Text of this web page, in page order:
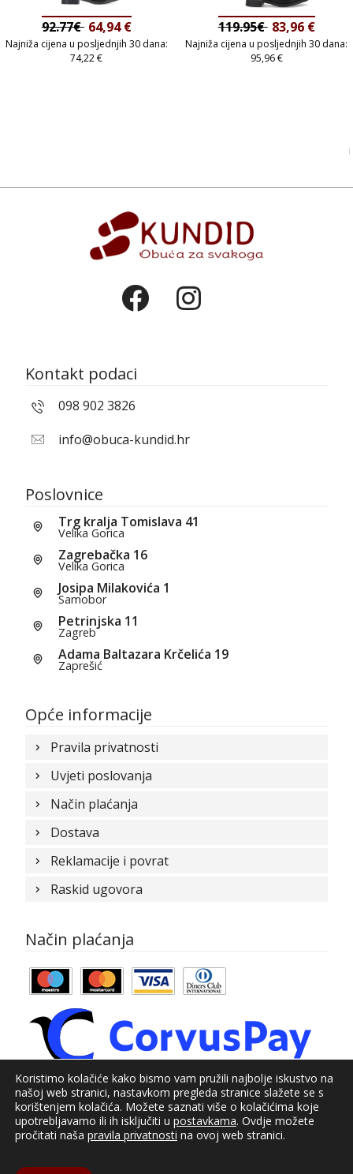
92.77€ 64,94€
Najniža cijena u posljednjih 30 dana:
74,22€
119.95€ 83,96 €
Najniža cijena u posljednjih 30 dana:
95,96€
Kontakt podaci
098 902 3826
info@obuca-kundid.hr
Poslovnice
Trg kralja Tomislava 41
Velika Gorica
Zagrebačka 16
Velika Gorica
Josipa Milakovića 1
Samobor
Petrinjska 11
Zagreb
Adama Baltazara Krčelića 19
Zaprešić
Opće informacije
Pravila privatnosti
Uvjeti poslovanja
Način plaćanja
Dostava
Reklamacije i povrat
Raskid ugovora
Način plaćanja
© Kundid 2021
Izrada web shopa: kT dizajn
Koristimo kolačiće kako bismo vam pružili najbolje iskustvo na
našoj web stranici, nastavkom pregleda stranice slažete se s
korištenjem kolačića. Možete saznati više o kolačićima koje
upotrebljavamo ili ih isključiti u postavkama. Ovdje možete
pročitati naša pravila privatnosti na ovoj web stranici.